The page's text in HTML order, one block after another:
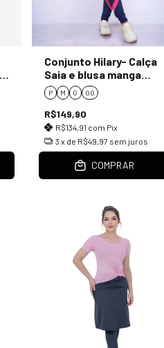
Conjunto Hilary- Calça
Saia e blusa manga
longa
P M G GG
R$149,90
R$134,91 com Pix
3 x de R$49,97 sem juros
COMPRAR